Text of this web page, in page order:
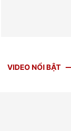
VIDEO NỔI BẬT